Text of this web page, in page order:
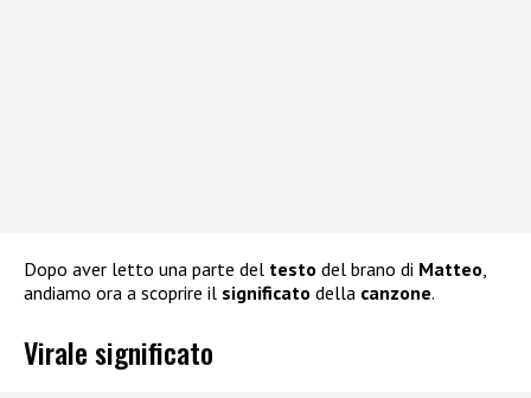
Dopo aver letto una parte del testo del brano di Matteo
andiamo ora a scoprire il significato della canzone.
Virale significato